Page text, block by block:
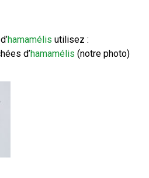
hamamélis utilisez :
d’hamamélis (notre photo)